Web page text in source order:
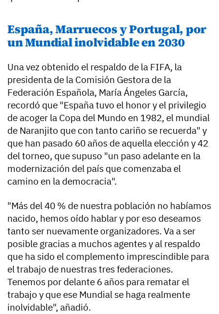
España, Marruecos y Portugal, por
un Mundial inolvidable en 2030
Una vez obtenido el respaldo de la FIFA, la
presidenta de la Comisión Gestora de la
Federación Española, María Ángeles García,
recordó que "España tuvo el honor y el privilegio
de acoger la Copa del Mundo en 1982, el mundial
de Naranjito que con tanto cariño se recuerda" y
que han pasado 60 años de aquella elección y 42
del torneo, que supuso "un paso adelante en la
modernización del país que comenzaba el
camino en la democracia".
"Más del 40 % de nuestra población no habíamos
nacido, hemos oído hablar y por eso deseamos
tanto ser nuevamente organizadores. Va a ser
posible gracias a muchos agentes y al respaldo
que ha sido el complemento imprescindible para
el trabajo de nuestras tres federaciones.
Tenemos por delante 6 años para rematar el
trabajo y que ese Mundial se haga realmente
inolvidable", añadió.